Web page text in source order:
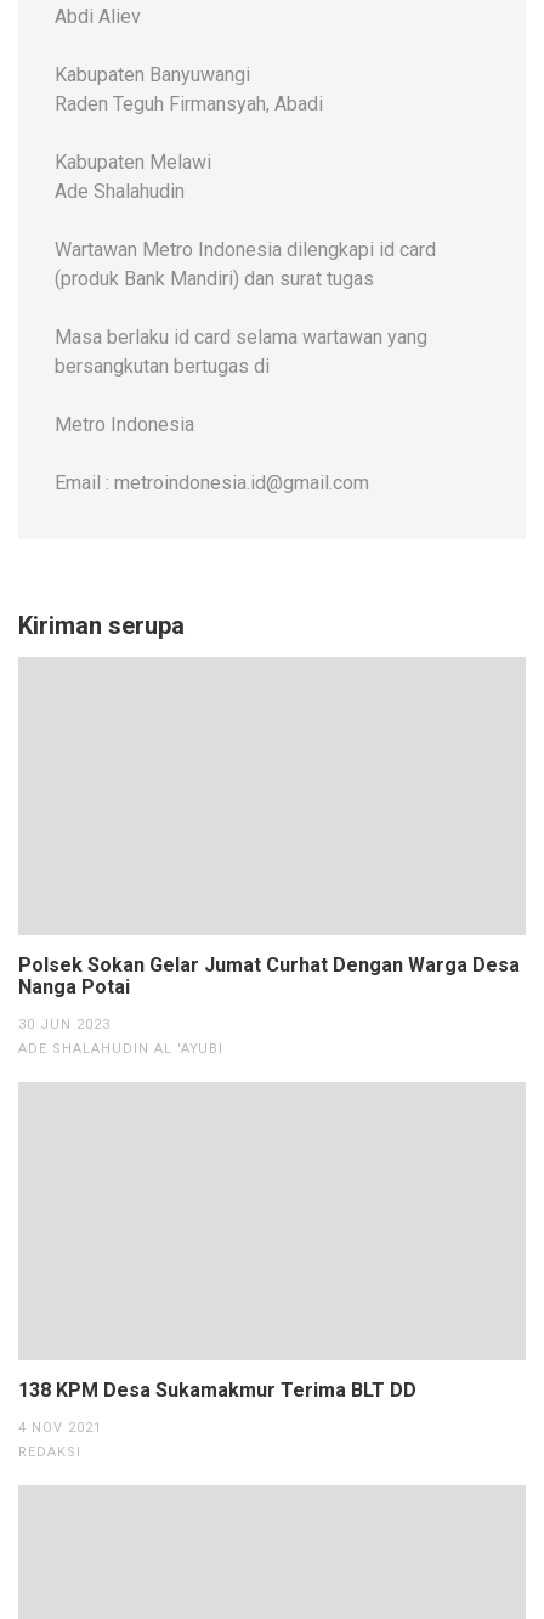
Abdi Aliev
Kabupaten Banyuwangi
Raden Teguh Firmansyah, Abadi
Kabupaten Melawi
Ade Shalahudin
Wartawan Metro Indonesia dilengkapi id card
(produk Bank Mandiri) dan surat tugas
Masa berlaku id card selama wartawan yang
bersangkutan bertugas di
Metro Indonesia
Email : metroindonesia.id@gmail.com
Kiriman serupa
Polsek Sokan Gelar Jumat Curhat Dengan Warga Desa
Nanga Potai
30 JUN 2023
ADE SHALAHUDIN AL 'AYUBI
138 KPM Desa Sukamakmur Terima BLT DD
4 NOV 2021
REDAKSI